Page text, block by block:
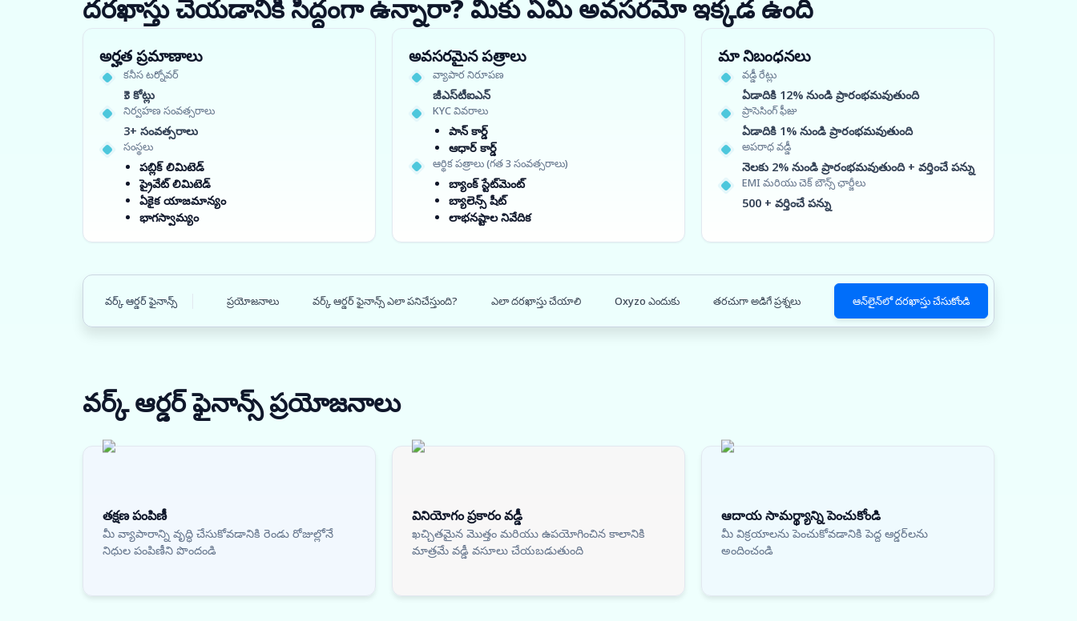
దరఖాస్తు చేయడానికి సిద్ధంగా ఉన్నారా? మీకు ఏమి అవసరమో ఇక్కడ ఉంది
అర్హత ప్రమాణాలు
కనీస టర్నోవర్
₹3 కోట్లు
నిర్వహణ సంవత్సరాలు
3+ సంవత్సరాలు
సంస్థలు
పబ్లిక్ లిమిటెడ్
ప్రైవేట్ లిమిటెడ్
ఏకైక యాజమాన్యం
భాగస్వామ్యం
అవసరమైన పత్రాలు
వ్యాపార నిరూపణ
జీఎస్‌టీఐఎన్
KYC వివరాలు
పాన్ కార్డ్
ఆధార్ కార్డ్
ఆర్థిక పత్రాలు (గత 3 సంవత్సరాలు)
బ్యాంక్ స్టేట్‌మెంట్
బ్యాలెన్స్ షీట్
లాభనష్టాల నివేదిక
మా నిబంధనలు
వడ్డీ రేట్లు
ఏడాదికి 12% నుండి ప్రారంభమవుతుంది
ప్రాసెసింగ్ ఫీజు
ఏడాదికి 1% నుండి ప్రారంభమవుతుంది
అపరాధ వడ్డీ
నెలకు 2% నుండి ప్రారంభమవుతుంది + వర్తించే పన్ను
EMI మరియు చెక్ బౌన్స్ ఛార్జీలు
500 + వర్తించే పన్ను
వర్క్ ఆర్డర్ ఫైనాన్స్ ప్రయోజనాలు వర్క్ ఆర్డర్ ఫైనాన్స్ ఎలా పనిచేస్తుంది? ఎలా దరఖాస్తు చేయాలి Oxyzo ఎందుకు తరచుగా అడిగే ప్రశ్నలు ఆన్‌లైన్‌లో దరఖాస్తు చేసుకోండి
వర్క్ ఆర్డర్ ఫైనాన్స్ప్రయోజనాలు
తక్షణ పంపిణీ
మీ వ్యాపారాన్ని వృద్ధి చేసుకోవడానికి రెండు రోజుల్లోనే
నిధుల పంపిణీని పొందండి
వినియోగం ప్రకారం వడ్డీ
ఖచ్చితమైన మొత్తం మరియు ఉపయోగించిన కాలానికి
మాత్రమే వడ్డీ వసూలు చేయబడుతుంది
ఆదాయ సామర్థ్యాన్ని పెంచుకోండి
మీ విక్రయాలను పెంచుకోవడానికి పెద్ద ఆర్డర్‌లను
అందించండి